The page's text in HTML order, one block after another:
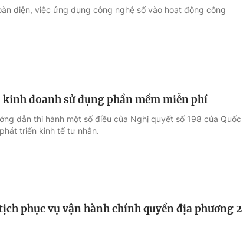
diện, việc ứng dụng công nghệ số vào hoạt động công
doanh sử dụng phần mềm miễn phí
dẫn thi hành một số điều của Nghị quyết số 198 của Quốc
triển kinh tế tư nhân.
phục vụ vận hành chính quyền địa phương 2